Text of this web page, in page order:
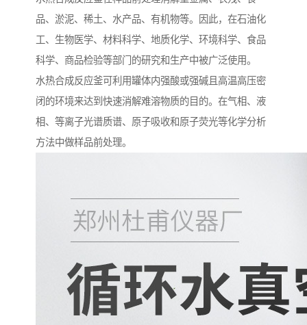
品、淤泥、稀土、水产品、有机物等。因此，在石油化
工、生物医学、材料科学、地质化学、环境科学、食品
科学、商品检验等部门的研究和生产中被广泛使用。
水热合成反应釜可利用罐体内强酸或强碱且高温高压密
闭的环境来达到快速消解难溶物质的目的。在气相、液
相、等离子光谱质谱、原子吸收和原子荧光等化学分析
方法中做样品前处理。